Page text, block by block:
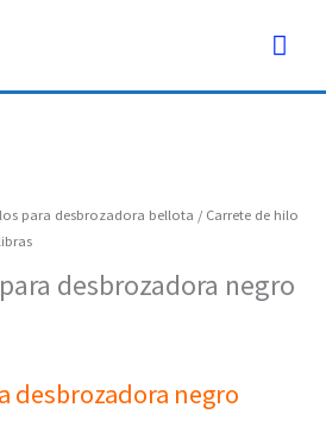
para desbrozadora bellota / Carrete de hilo
desbrozadora negro
desbrozadora negro